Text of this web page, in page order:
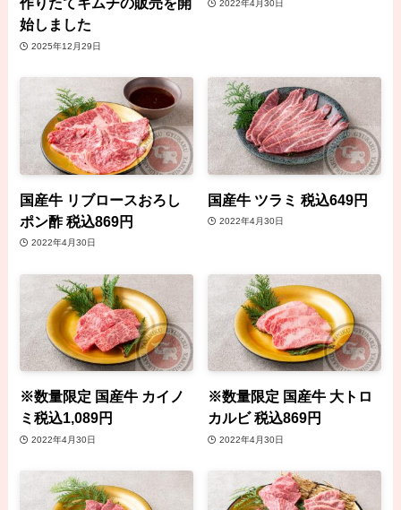
始しました
2025年12月29日
2022年4月30日
国産牛 リブロースおろし
ポン酢 税込869円
2022年4月30日
国産牛 ツラミ 税込649円
2022年4月30日
※数量限定 国産牛 カイノ
ミ税込1,089円
2022年4月30日
※数量限定 国産牛 大トロ
カルビ 税込869円
2022年4月30日